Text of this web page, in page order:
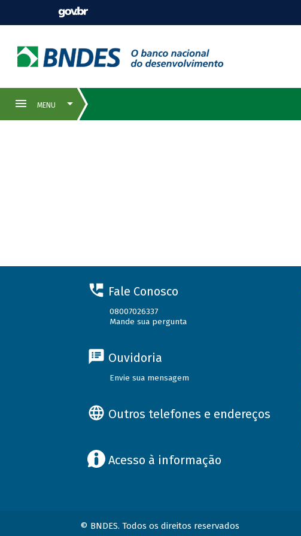
Fale Conosco
08007026337
Mande sua pergunta
Ouvidoria
Envie sua mensagem
Outros telefones e endereços
Acesso à informação
© BNDES. Todos os direitos reservados